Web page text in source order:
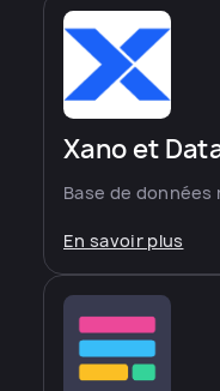
Xano et
Base de données
En savoir plus